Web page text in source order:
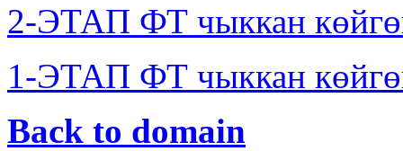
2-ЭТАП ФТ чыккан
1-ЭТАП ФТ чыккан
Back to domain